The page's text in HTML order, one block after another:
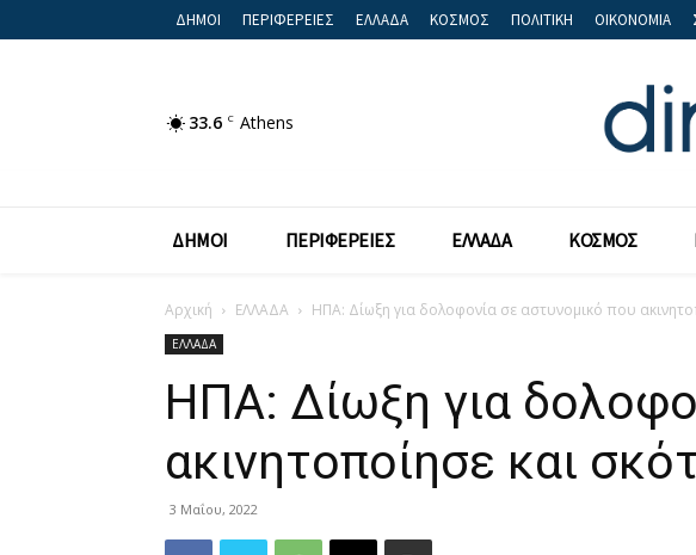
ΔΗΜΟΙ ΠΕΡΙΦΕΡΕΙΕΣ ΕΛΛΑΔΑ ΚΟΣΜΟΣ ΠΟΛΙΤΙΚΗ ΟΙΚΟΝΟΜΙΑ
33.6 C Athens
ΔΗΜΟΙ ΠΕΡΙΦΕΡΕΙΕΣ ΕΛΛΑΔΑ ΚΟΣΜΟΣ
Αρχική ΕΛΛΑΔΑ ΗΠΑ: Δίωξη για δολοφονία σε αστυνομικό που
ΕΛΛΑΔΑ
ΗΠΑ: Δίωξη για
ακινητοποίησε και
3 Μαΐου, 2022